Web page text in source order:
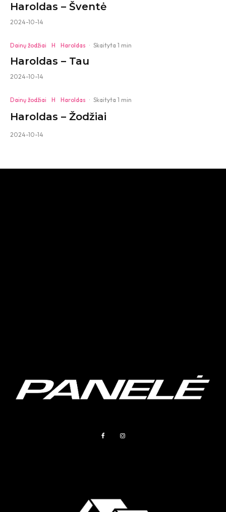
Haroldas – Šventė
2024-10-14
Dainų žodžiai H Haroldas · Skaityta 1 min
Haroldas – Tau
2024-10-14
Dainų žodžiai H Haroldas · Skaityta 1 min
Haroldas – Žodžiai
2024-10-14